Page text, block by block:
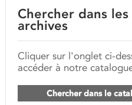
Chercher dans les
archives
Cliquer sur l'onglet ci-
accéder à notre
Chercher dans le